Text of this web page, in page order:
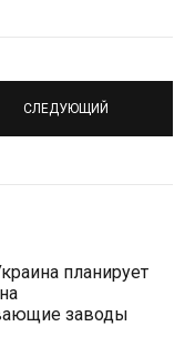
СЛЕДУЮЩИЙ
планирует
заводы